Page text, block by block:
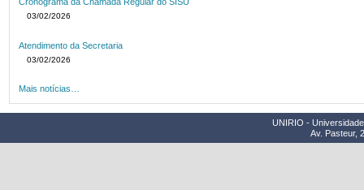
03/02/2026
Atendimento da Secretaria
03/02/2026
Mais notícias…
UNIRIO -
Av. Pasteur,